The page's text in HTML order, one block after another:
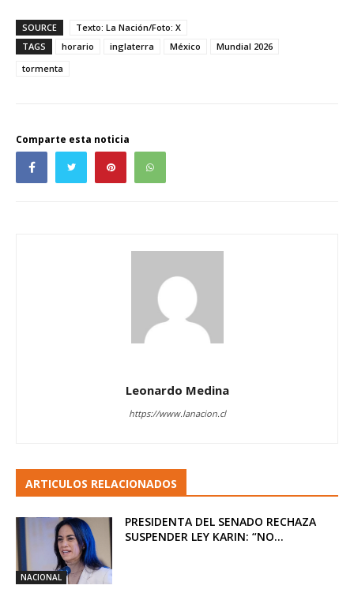
SOURCE
Texto: La Nación/Foto: X
TAGS
horario inglaterra México
Mundial 2026
tormenta
Comparte esta noticia
Leonardo Medina
https://www.lanacion.cl
ARTICULOS RELACIONADOS
NACIONAL
PRESIDENTA DEL SENADO RECHAZA
SUSPENDER LEY KARIN: “NO...